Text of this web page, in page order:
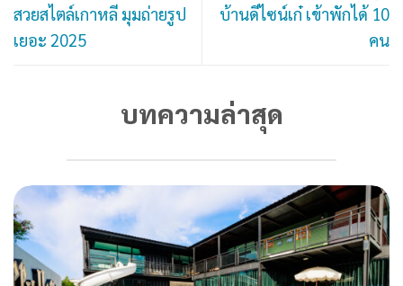
สวยสไตล์เกาหลี มุมถ่ายรูป
เยอะ 2025
บ้านดีไซน์เก๋ เข้าพักได้ 10
คน
บทความล่าสุด